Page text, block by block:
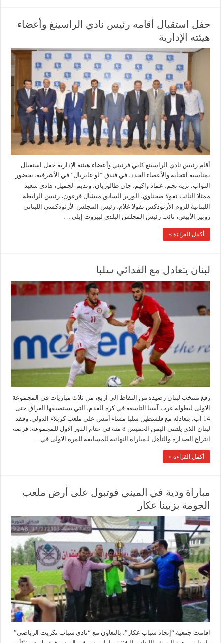
حفل استقبال أقامه رئيس نادي الراسينغ وأعضاء
هيئته الإدارية
أقام رئيس نادي الراسينغ كابي فرنيني وأعضاء هيئته الإدارية حفل استقبال
بمناسبة انتخابه والأعضاء الجدد، في فندق “لو غابريال” في الأشرفية، بحضور
النواب: نزيه نجم، عماد واكيم، جان طالوزيان، ونديم الجميل، هادي سعيد
ممثلا النائب نقولا صحناوي، الوزير السابق ميشال فرعون، رئيس الرابطة
اللبنانية للروم الأرثوذكس نقولا غلام، رئيس المجلس الأرثوذكسي اللبناني
روبير الأبيض، نائب رئيس المجلس البلدي لبيروت إيلي …
أكمل القراءة »
لبنان يتعادل مع الفدائي سلبا
رفع منتخب لبنان رصيده من النقاط الى اربع، من ثلاث مباريات في المجموعة
الاولى لبطولة غرب آسيا التاسعة في كرة القدم، التي يستضيفها العراق حتى
14 آب، بتعادله مع فلسطين سلبا مساء أمس على ملعب كربلاء الدولي. وفقد
لبنان الذي يلتقي اليمن الخميس 8 منه في ختام الدور الاول للمجموعة، فرصة
انتزاع الصدارة والتأهل للمباراة النهائية للمسابقة للمرة الاولى في …
أكمل القراءة »
مباراة ودية في الميني فوتبول على أرض ملعب
الجومة بزبينا عكار
اقامت جمعية “إتحاد شباب عكار”، بالتعاون مع “نادي شباب تكريت الرياضي”